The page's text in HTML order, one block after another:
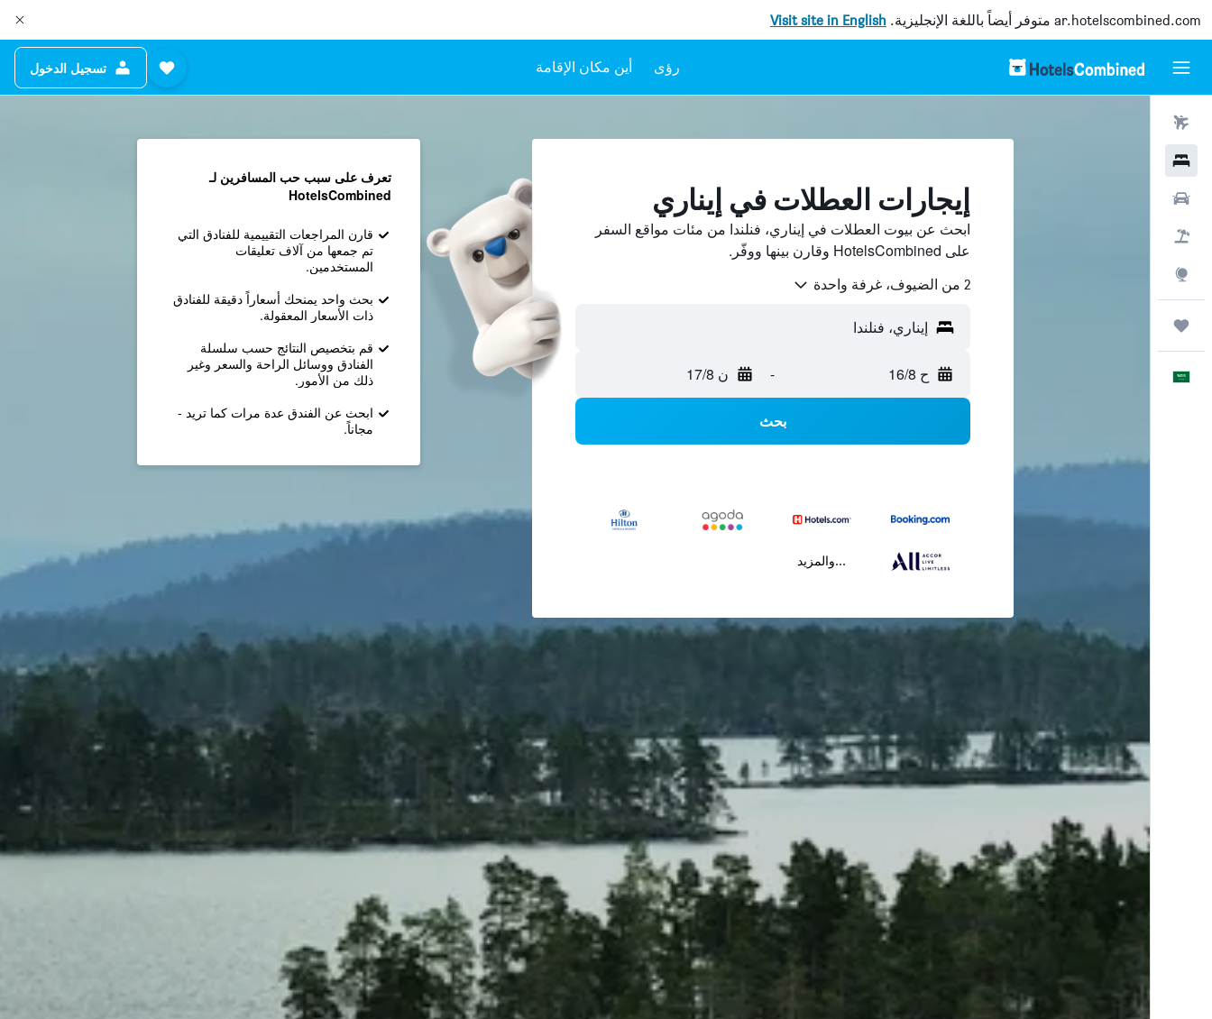
ar.hotelscombined.com متوفر أيضاً باللغة الإنجليزية. Visit site in English
رؤى أين مكان الإقامة تسجيل الدخول
إيجارات العطلات في إيناري
ابحث عن بيوت العطلات في إيناري، فنلندا من مئات مواقع السفر
على HotelsCombined وقارن بينها ووفّر.
2 من الضيوف، غرفة واحدة
إيناري، فنلندا
ح 16/8 - ن 17/8
بحث
...والمزيد
تعرف على سبب حب المسافرين لـ
HotelsCombined
قارن المراجعات التقييمية للفنادق التي
تم جمعها من آلاف تعليقات
المستخدمين.
بحث واحد يمنحك أسعاراً دقيقة للفنادق
ذات الأسعار المعقولة.
قم بتخصيص النتائج حسب سلسلة
الفنادق ووسائل الراحة والسعر وغير
ذلك من الأمور.
ابحث عن الفندق عدة مرات كما تريد -
مجاناً.